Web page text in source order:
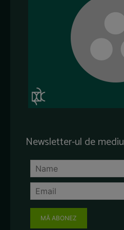
Newsletter-ul de mediu
MĂ ABONEZ